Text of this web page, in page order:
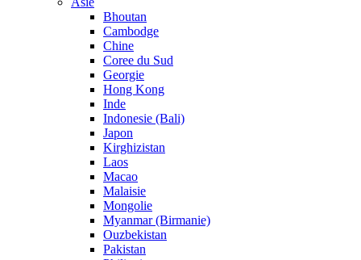
Bhoutan
Cambodge
Chine
Coree du Sud
Georgie
Hong Kong
Inde
Indonesie (Bali)
Japon
Kirghizistan
Laos
Macao
Malaisie
Mongolie
Myanmar (Birmanie)
Ouzbekistan
Pakistan